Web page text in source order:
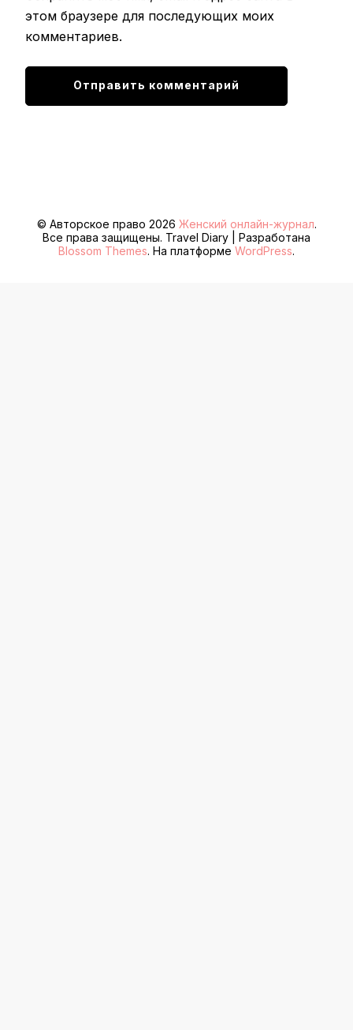
этом браузере для последующих моих
комментариев.
© Авторское право 2026 Женский онлайн-журнал.
Все права защищены. Travel Diary | Разработана
Blossom Themes. На платформе WordPress.